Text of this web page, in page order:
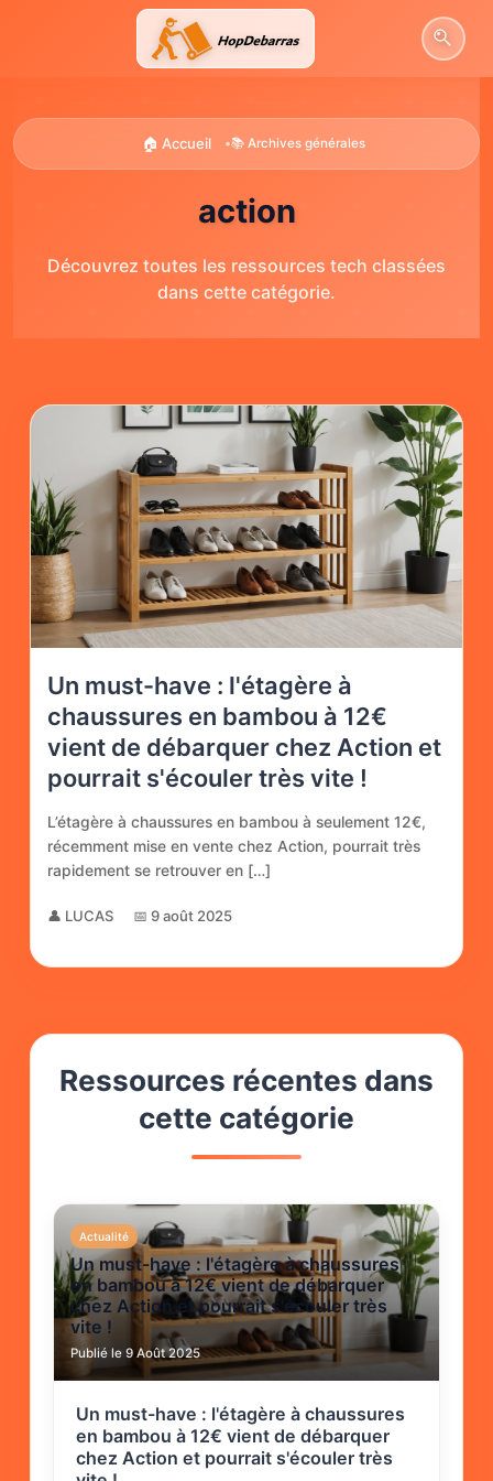
🏠 Accueil •📚 Archives générales
action
Découvrez toutes les ressources tech classées
dans cette catégorie.
Un must-have : l'étagère à
chaussures en bambou à 12€
vient de débarquer chez Action et
pourrait s'écouler très vite !
L’étagère à chaussures en bambou à seulement 12€,
récemment mise en vente chez Action, pourrait très
rapidement se retrouver en […]
👤 LUCAS 📅 9 août 2025
Ressources récentes dans
cette catégorie
Actualité
Un must-have : l'étagère à chaussures
en bambou à 12€ vient de débarquer
chez Action et pourrait s'écouler très
vite !
Publié le 9 Août 2025
Un must-have : l'étagère à chaussures
en bambou à 12€ vient de débarquer
chez Action et pourrait s'écouler très